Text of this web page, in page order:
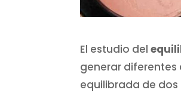
El estudio del
generar diferentes
equilibrada de